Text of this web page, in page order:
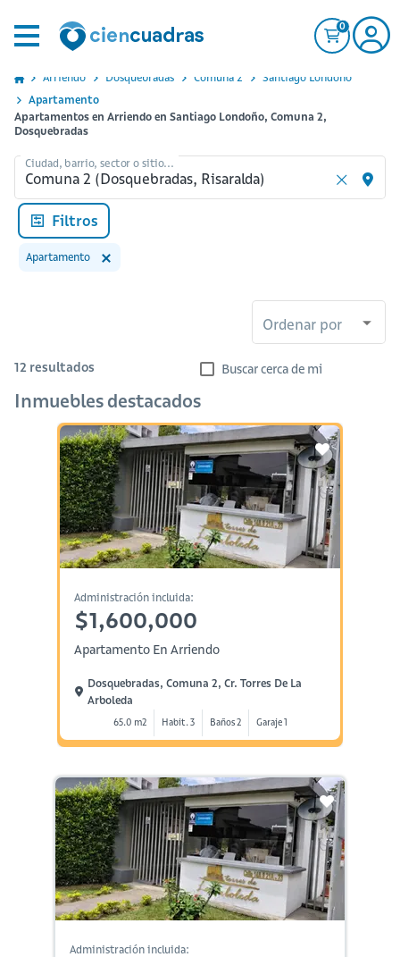
0
Arriendo Dosquebradas Comuna 2
Santiago Londono
Apartamento
Apartamentos en Arriendo en Santiago Londoño, Comuna 2,
Dosquebradas
Ciudad, barrio, sector o sitio...
Filtros
Apartamento
Ordenar por
12 resultados Buscar cerca de mi
Inmuebles destacados
Administración incluida:
$1,600,000
Apartamento En Arriendo
Dosquebradas, Comuna 2, Cr. Torres De La
Arboleda
65.0 m2 Habit. 3 Baños 2 Garaje 1
Administración incluida: